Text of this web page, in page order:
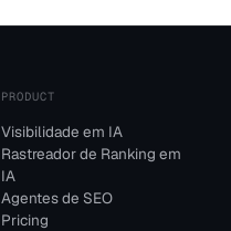
PRODUCT
Visibilidade em IA
Rastreador de Ranking em
IA
Agentes de SEO
Pricing